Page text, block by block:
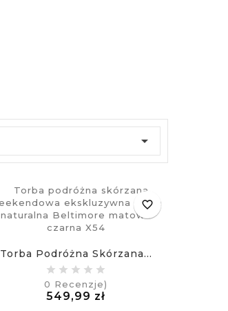

favorite_border
Torba Podróżna Skórzana...
0 Recenzje)
549,99 zł